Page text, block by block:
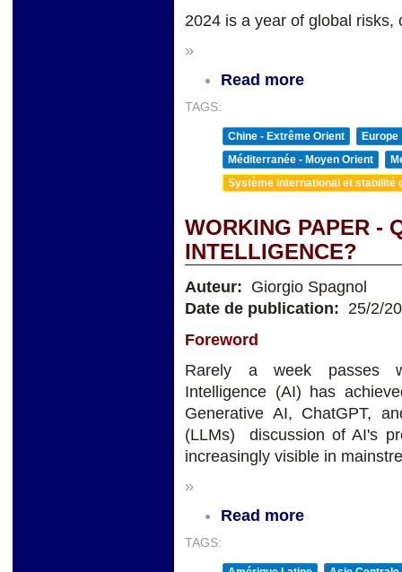
2024 is a year of global
»
Read more
TAGS:
Chine - Extrême Orient
Europe
Méditerranée - Moyen Orient
Système international et stabilité
WORKING PAPER -
INTELLIGENCE?
Auteur: Giorgio Spagnol
Date de publication: 25/2/
Foreword
Rarely a week passes
Intelligence (AI) has
Generative AI, ChatGPT,
(LLMs) discussion of AI's
increasingly visible in
»
Read more
TAGS: